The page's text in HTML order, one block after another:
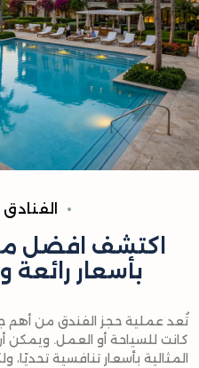
الفنادق
اكتشف افضل
بأسعار
تُعد عملية حجز الفندق من أهم
كانت للسياحة أو العمل. ويمكن
المثالية بأسعار تنافسية